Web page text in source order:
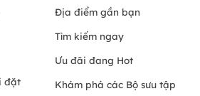
đặt
Địa điểm gần bạn
Tìm kiếm ngay
Ưu đãi đang Hot
Khám phá các Bộ sưu tập